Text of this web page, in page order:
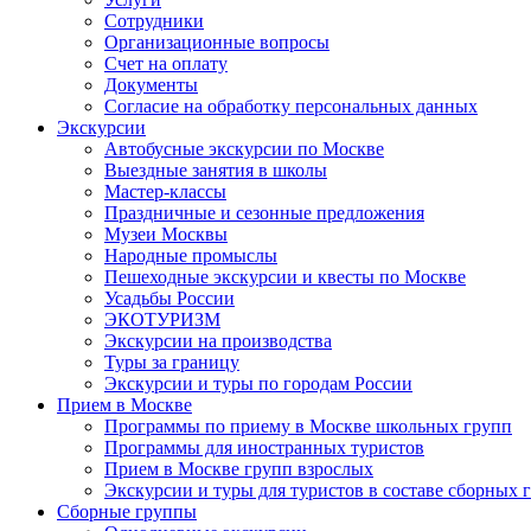
Сотрудники
Организационные вопросы
Счет на оплату
Документы
Согласие на обработку персональных данных
Экскурсии
Автобусные экскурсии по Москве
Выездные занятия в школы
Мастер-классы
Праздничные и сезонные предложения
Музеи Москвы
Народные промыслы
Пешеходные экскурсии и квесты по Москве
Усадьбы России
ЭКОТУРИЗМ
Экскурсии на производства
Туры за границу
Экскурсии и туры по городам России
Прием в Москве
Программы по приему в Москве школьных групп
Программы для иностранных туристов
Прием в Москве групп взрослых
Экскурсии и туры для туристов в составе сборных
Сборные группы